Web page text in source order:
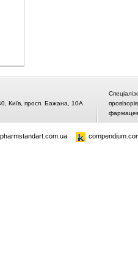
Київ, просп. Бажана, 10А
pharmstandart.com.ua